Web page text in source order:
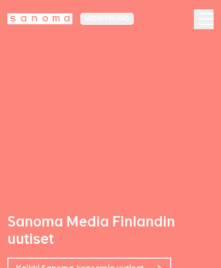
Sanoma Media Finlandin
uutiset